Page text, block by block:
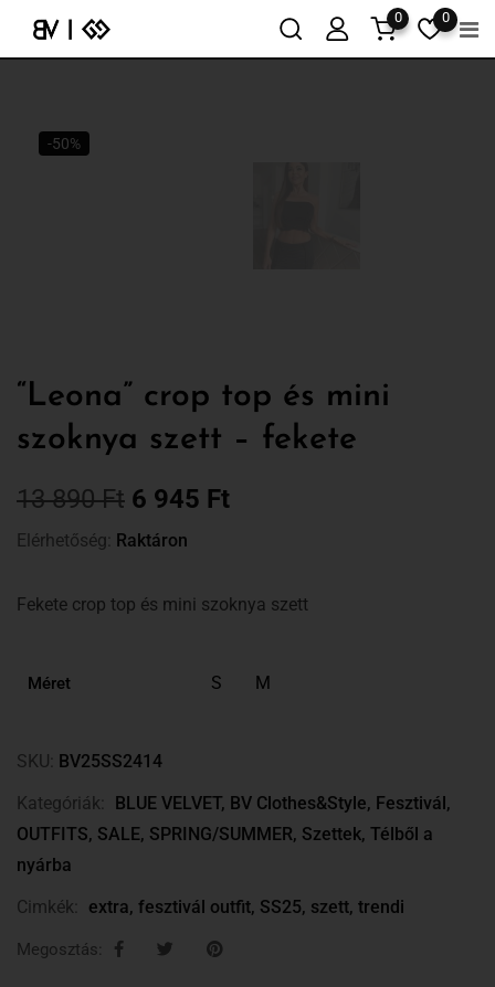
0
0
-50%
“Leona” crop top és mini
szoknya szett – fekete
13 890Ft 6 945 Ft
Elérhetőség: Raktáron
Fekete crop top és mini szoknya szett
Méret S M
SKU: BV25SS2414
Kategóriák:
BLUE VELVET, BV Clothes&Style, Fesztivál,
OUTFITS, SALE, SPRING/SUMMER, Szettek, Télből a
nyárba
Cimkék:
extra, fesztivál outfit, SS25, szett, trendi
Megosztás: